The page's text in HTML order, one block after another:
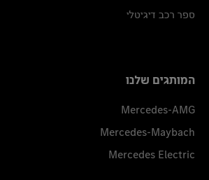
ספר רכב דיגיטלי
המותגים שלנו
Mercedes-AMG
Mercedes-Maybach
Mercedes Electric